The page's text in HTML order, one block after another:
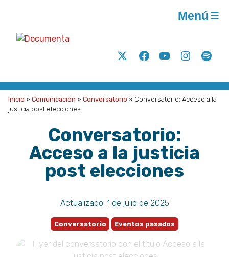
acción
para
la
A.C.
Twitter FacebookYoutubeInstagram
Menú
Inicio » Comunicación » Conversatorio » Conversatorio: Acceso a la
justicia post elecciones
Conversatorio:
Acceso a la justicia
post elecciones
Actualizado: 1 de julio de 2025
Conversatorio Eventos pasados